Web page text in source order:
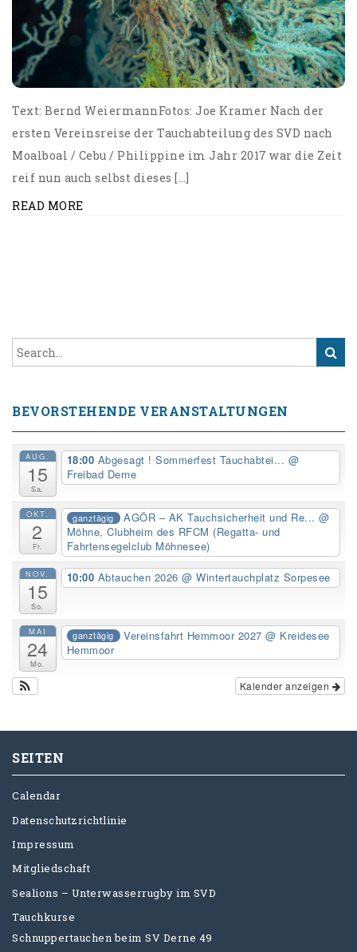
Text: Bernd WeiermannFotos: Joe Kramer Nach der
ersten Vereinsreise der Tauchabteilung des SVD nach
Moalboal / Cebu / Philippine im Jahr 2017 war die Zeit
reif nun auch selbst dieses […]
READ MORE
BEVORSTEHENDE VERANSTALTUNGEN
AUG.
15
Sa.
18:00 Abgesagt ! Sommerfest Tauchabtei... @
Freibad Derne
OKT.
2
Fr.
ganztägig AGÖR – AK Tauchsicherheit und Re...@
Möhne, Clubheim des RFCM (Regatta- und
Fahrtensegelclub Möhnesee)
NOV.
15
So.
10:00 Abtauchen 2026@ Wintertauchplatz Sorpesee
MAI
24
Mo.
ganztägig Vereinsfahrt Hemmoor 2027@ Kreidesee
Hemmoor
Kalender anzeigen
SEITEN
Calendar
Datenschutzrichtlinie
Impressum
Mitgliedschaft
Sealions – Unterwasserrugby im SVD
Tauchkurse
Schnuppertauchen beim SV Derne 49